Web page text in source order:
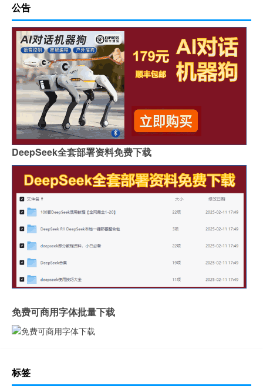
公告
DeepSeek全套部署资料免费下载
免费可商用字体批量下载
标签